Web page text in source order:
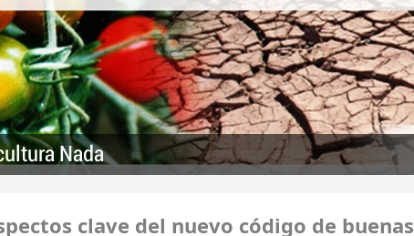
Nada
clave del nuevo código de buenas